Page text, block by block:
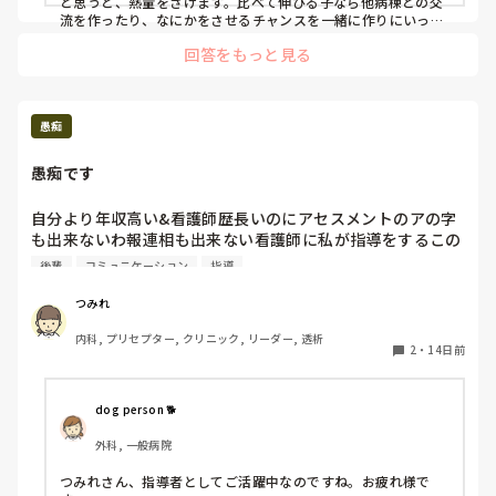
流を作ったり、なにかをさせるチャンスを一緒に作りにいった
覚え方はもう人それぞれなので、飲み込み早い子はバンバンや
回答をもっと見る
愚痴
愚痴です
自分より年収高い&看護師歴長いのにアセスメントのアの字
も出来ないわ報連相も出来ない看護師に私が指導をするこの
時間とお金の無駄は何なんでしょうか？高い給料で雇用され
教える気も失せます…。
最近の怒ってはいけないという文化のせいで後輩にもナメら
れてますし…。
愚痴ばかりですみません😔
後輩 コミュニケーション 指導
つみれ
内科, プリセプター, クリニック, リーダー, 透析
2 ・ 14日前
dog person 🐕
外科, 一般病院
つみれさん、指導者としてご活躍中なのですね。お疲れ様で